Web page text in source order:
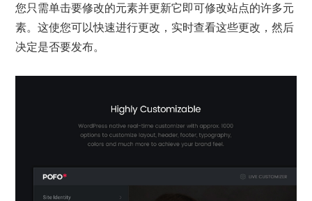
您只需单击要修改的元素并更新它即可修改站点的许多元
素。这使您可以快速进行更改，实时查看这些更改，然后
决定是否要发布。